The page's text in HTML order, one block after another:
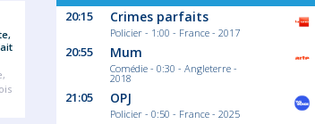
20:15 Crimes parfaits
Policier - 1:00 - France - 2017
20:55 Mum
Comédie - 0:30 - Angleterre -
2018
21:05 OPJ
Policier - 0:50 - France - 2025